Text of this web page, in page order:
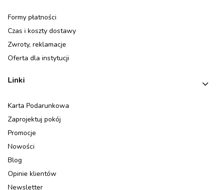
Formy płatności
Czas i koszty dostawy
Zwroty, reklamacje
Oferta dla instytucji
Linki
Karta Podarunkowa
Zaprojektuj pokój
Promocje
Nowości
Blog
Opinie klientów
Newsletter